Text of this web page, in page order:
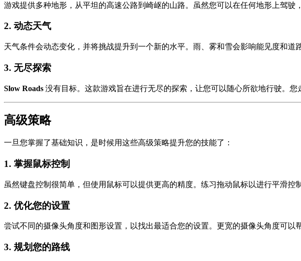
游戏提供多种地形，从平坦的高速公路到崎岖的山路。虽然您可以在任何地形上驾
2. 动态天气
天气条件会动态变化，并将挑战提升到一个新的水平。雨、雾和雪会影响能见度和道
3. 无尽探索
Slow Roads 没有目标。这款游戏旨在进行无尽的探索，让您可以随心所欲地行驶。您
高级策略
一旦您掌握了基础知识，是时候用这些高级策略提升您的技能了：
1. 掌握鼠标控制
虽然键盘控制很简单，但使用鼠标可以提供更高的精度。练习拖动鼠标以进行平滑控
2. 优化您的设置
尝试不同的摄像头角度和图形设置，以找出最适合您的设置。更宽的摄像头角度可以
3. 规划您的路线